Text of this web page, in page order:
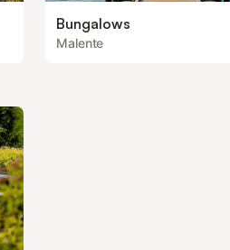
Bungalows
Malente